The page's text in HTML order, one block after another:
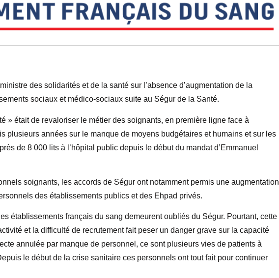
des solidarités et de la santé sur l’absence d’augmentation de la
sociaux et médico-sociaux suite au Ségur de la Santé.
» était de revaloriser le métier des soignants, en première ligne face à
plusieurs années sur le manque de moyens budgétaires et humains et sur les
de 8 000 lits à l’hôpital public depuis le début du mandat d’Emmanuel
soignants, les accords de Ségur ont notamment permis une augmentation
des établissements publics et des Ehpad privés.
établissements français du sang demeurent oubliés du Ségur. Pourtant, cette
et la difficulté de recrutement fait peser un danger grave sur la capacité
annulée par manque de personnel, ce sont plusieurs vies de patients à
le début de la crise sanitaire ces personnels ont tout fait pour continuer